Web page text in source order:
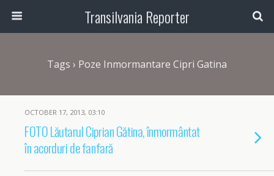
Transilvania Reporter
Tags › Poze Inmormantare Cipri Gatina
OCTOBER 17, 2013, 03:10
FOTO Lăutarul Ciprian Gătina, înmormântat
în acorduri de fanfară